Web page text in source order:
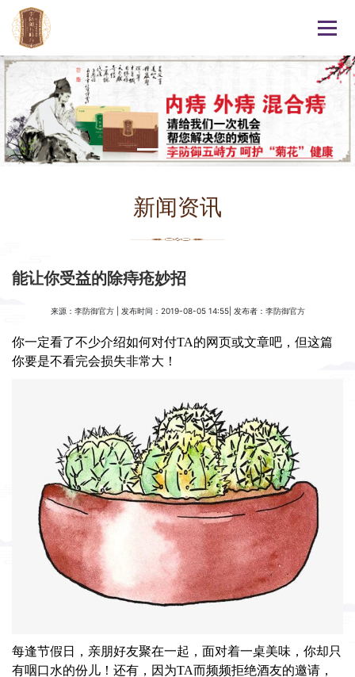
新闻资讯
能让你受益的除痔疮妙招
来源： 李防御官方| 发布时间：2019-08-05 14:55| 发布者： 李防御官方
你一定看了不少介绍如何对付TA的网页或文章吧，但这篇
你要是不看完会损失非常大！
每逢节假日，亲朋好友聚在一起，面对着一桌美味，你却只
有咽口水的份儿！还有，因为TA而频频拒绝酒友的邀请，